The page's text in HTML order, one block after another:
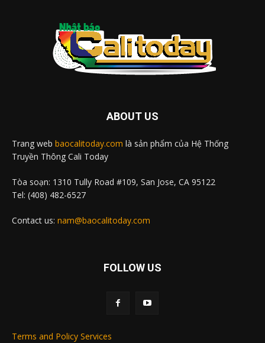
ABOUT US
Trang web baocalitoday.com là sản phẩm của Hệ Thống
Truyền Thông Cali Today
Tòa soạn: 1310 Tully Road #109, San Jose, CA 95122
Tel: (408) 482-6527
Contact us: nam@baocalitoday.com
FOLLOW US
Terms and Policy Services